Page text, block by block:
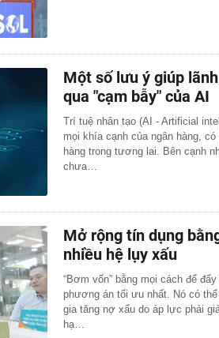
Một số lưu ý giúp
qua "cạm bẫy" của AI
Trí tuệ nhân tạo (AI - Artificial
mọi khía cạnh của ngân hàng,
hàng trong tương lai. Bên cạnh
chưa…
Mở rộng tín dụng
nhiều hệ lụy xấu
“Bơm vốn” bằng mọi cách để
phương án tối ưu nhất. Nó có
gia tăng nợ xấu do áp lực phải
hạ…